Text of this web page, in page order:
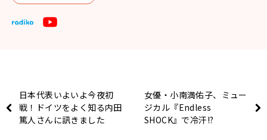
日本代表いよいよ今夜初
戦！ドイツをよく知る内田
篤人さんに訊きました
女優・小南満佑子、ミュー
ジカル『Endless
SHOCK』で冷汗!?